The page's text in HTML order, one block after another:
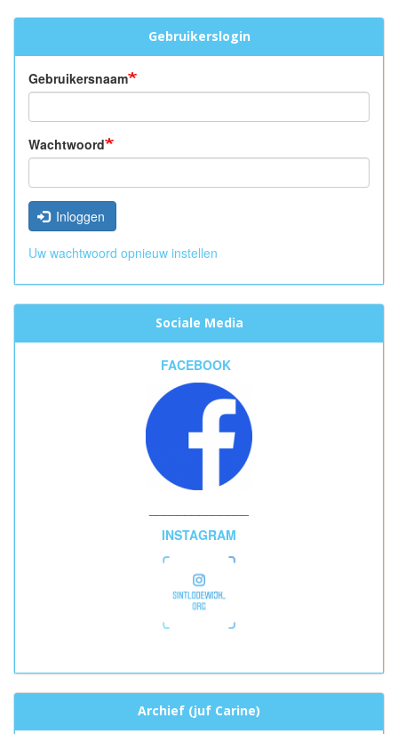
Gebruikerslogin
Gebruikersnaam
Wachtwoord
Inloggen
Uw wachtwoord opnieuw instellen
Sociale Media
FACEBOOK
INSTAGRAM
Archief (juf Carine)